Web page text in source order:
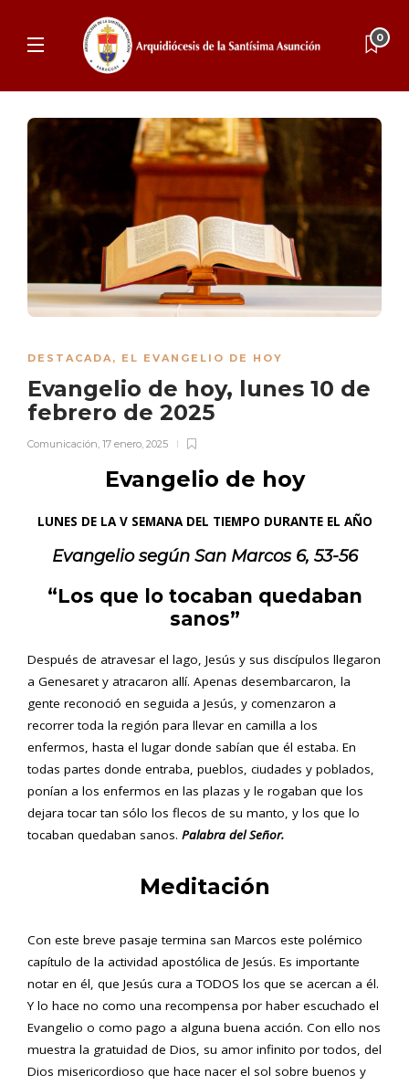
0
DESTACADA, EL EVANGELIO DE HOY
Evangelio de hoy, lunes 10 de
febrero de 2025
Comunicación, 17 enero, 2025
Evangelio de hoy
LUNES DE LA V SEMANA DEL TIEMPO DURANTE EL AÑO
Evangelio según San Marcos 6, 53-56
“Los que lo tocaban quedaban
sanos”
Después de atravesar el lago, Jesús y sus discípulos llegaron
a Genesaret y atracaron allí. Apenas desembarcaron, la
gente reconoció en seguida a Jesús, y comenzaron a
recorrer toda la región para llevar en camilla a los
enfermos, hasta el lugar donde sabían que él estaba. En
todas partes donde entraba, pueblos, ciudades y poblados,
ponían a los enfermos en las plazas y le rogaban que los
dejara tocar tan sólo los flecos de su manto, y los que lo
tocaban quedaban sanos. Palabra del Señor.
Meditación
Con este breve pasaje termina san Marcos este polémico
capítulo de la actividad apostólica de Jesús. Es importante
notar en él, que Jesús cura a TODOS los que se acercan a él.
Y lo hace no como una recompensa por haber escuchado el
Evangelio o como pago a alguna buena acción. Con ello nos
muestra la gratuidad de Dios, su amor infinito por todos, del
Dios misericordioso que hace nacer el sol sobre buenos y